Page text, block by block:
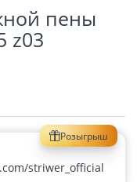
пены
z03
Розыгрыш
striwer_official